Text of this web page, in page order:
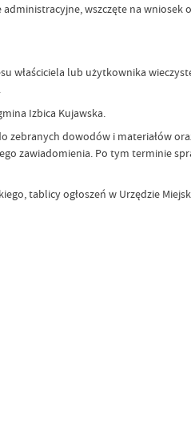
wszczęte na wniosek
właściciela lub użytkownika
Izbica Kujawska.
zebranych dowodów i materiałów
zawiadomienia. Po tym terminie
tablicy ogłoszeń w Urzędzie